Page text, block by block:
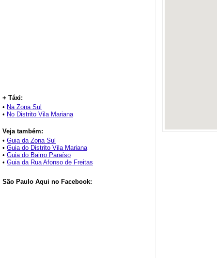
+ Táxi:
• Na Zona Sul
• No Distrito Vila Mariana
Veja também:
• Guia da Zona Sul
• Guia do Distrito Vila Mariana
• Guia do Bairro Paraíso
• Guia da Rua Afonso de Freitas
São Paulo Aqui no Facebook: